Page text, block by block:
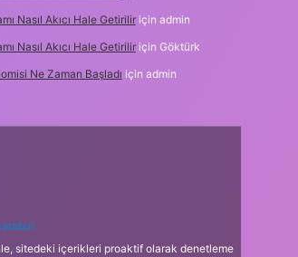
Nasıl Akıcı Hale Getiriliriçin admin
Nasıl Akıcı Hale Getiriliriçin Göktürk
Ne Zaman Başladı için admin
sitedeki içerikleri proaktif olarak denetleme